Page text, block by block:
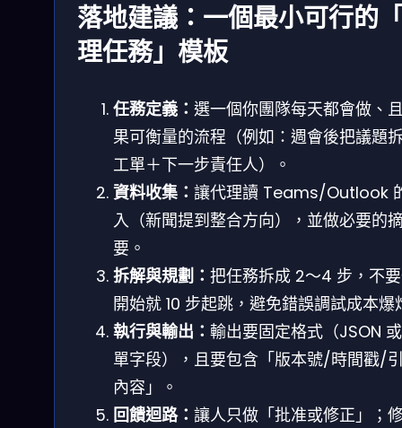
落地建議：一個最小可行的
理任務」模板
任務定義： 選一個你團隊每天都會做、
果可衡量的流程（例如：週會後把議題
工單＋下一步責任人）。
資料收集： 讓代理讀 Teams/Outlook
入（新聞提到整合方向），並做必要的
要。
拆解與規劃： 把任務拆成 2～4 步，不
開始就 10 步起跳，避免錯誤調試成本爆
執行與輸出： 輸出要固定格式（JSON
單字段），且要包含「版本號/時間戳/
內容」。
回饋迴路： 讓人只做「批准或修正」；